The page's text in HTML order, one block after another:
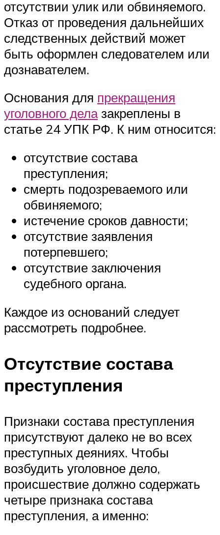
отсутствии улик или обвиняемого.
Отказ от проведения дальнейших
следственных действий может
быть оформлен следователем или
дознавателем.
Основания для прекращения
уголовного делазакреплены в
статье 24 УПК РФ. К ним относится:
отсутствие состава
преступления;
смерть подозреваемого или
обвиняемого;
истечение сроков давности;
отсутствие заявления
потерпевшего;
отсутствие заключения
судебного органа.
Каждое из оснований следует
рассмотреть подробнее.
Отсутствие состава
преступления
Признаки состава преступления
присутствуют далеко не во всех
преступных деяниях. Чтобы
возбудить уголовное дело,
происшествие должно содержать
четыре признака состава
преступления, а именно: